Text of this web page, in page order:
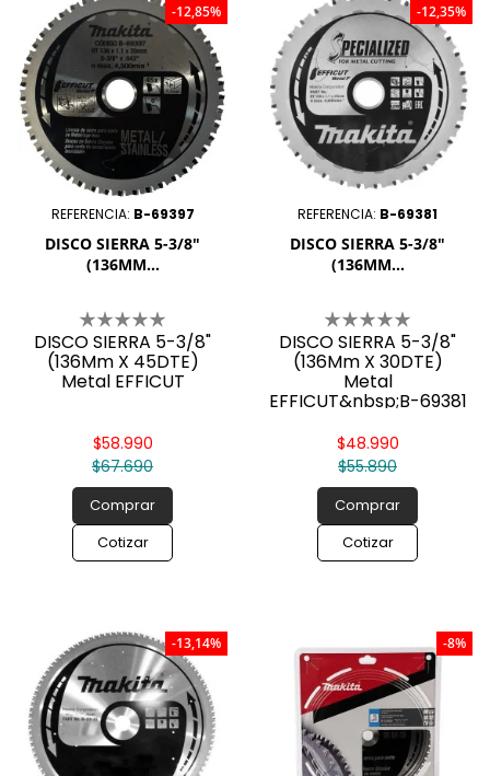
REFERENCIA: B-69397
DISCO SIERRA 5-3/8"
(136MM...
DISCO SIERRA 5-3/8"
(136Mm X 45DTE)
Metal EFFICUT
$67.690
$58.990
Comprar
Cotizar
-12,85%
REFERENCIA: B-69381
DISCO SIERRA 5-3/8"
(136MM...
DISCO SIERRA 5-3/8"
(136Mm X 30DTE)
Metal
EFFICUT&nbsp;B-69381
$55.890
$48.990
Comprar
Cotizar
-12,35%
-13,14% -8%